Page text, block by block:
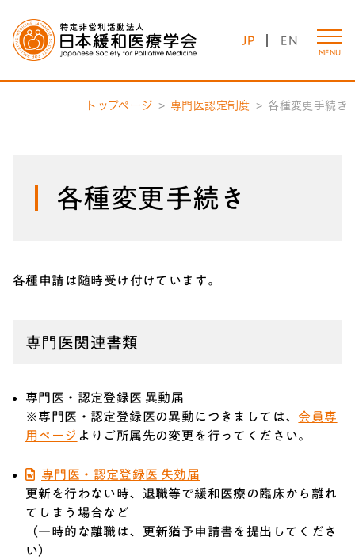
JP EN
MENU
トップページ 専門医認定制度 各種変更手続き
各種変更手続き
各種申請は随時受け付けています。
専門医関連書類
専門医・認定登録医 異動届
※専門医・認定登録医の異動につきましては、 会員専
用ページ よりご所属先の変更を行ってください。
専門医・認定登録医 失効届
更新を行わない時、退職等で緩和医療の臨床から離れ
てしまう場合など
（一時的な離職は、更新猶予申請書を提出してくださ
い）